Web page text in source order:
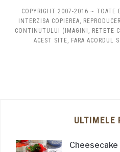
COPYRIGHT 2007-2016 ~ TOATE
INTERZISA COPIEREA,
CONTINUTULUI (IMAGINI, RETETE
ACEST SITE, FARA ACORDUL
ULTIMELE